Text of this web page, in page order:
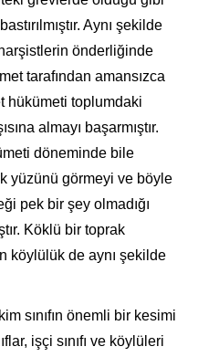
Aynı şekilde
önderliğinde
tarafından amansızca
hükümeti toplumdaki
almayı başarmıştır.
döneminde bile
yüzünü görmeyi ve böyle
pek bir şey olmadığı
Köklü bir toprak
köylülük de aynı şekilde
sınıfın önemli bir kesimi
işçi sınıfı ve köylüleri